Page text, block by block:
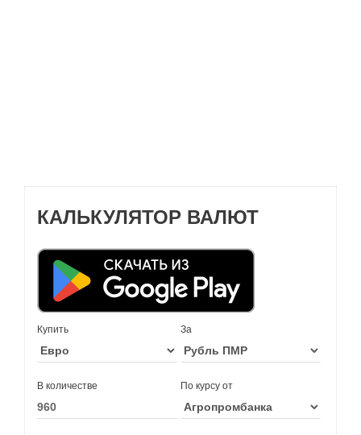
КАЛЬКУЛЯТОР ВАЛЮТ
Купить За
В количестве По курсу от